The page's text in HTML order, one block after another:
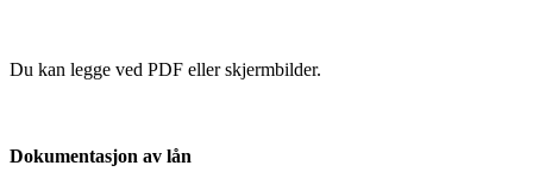
Du kan legge ved PDF eller skjermbilder.
Dokumentasjon av lån